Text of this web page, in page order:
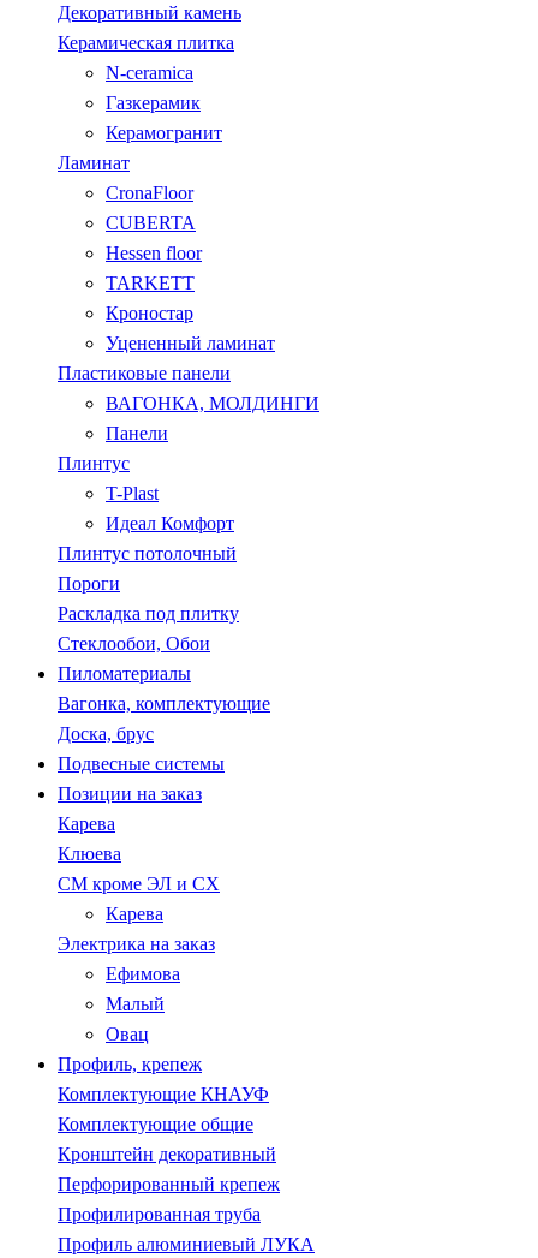
Декоративный камень
Керамическая плитка
N-ceramica
Газкерамик
Керамогранит
Ламинат
CronaFloor
CUBERTA
Hessen floor
TARKETT
Кроностар
Уцененный ламинат
Пластиковые панели
ВАГОНКА, МОЛДИНГИ
Панели
Плинтус
T-Plast
Идеал Комфорт
Плинтус потолочный
Пороги
Раскладка под плитку
Стеклообои, Обои
Пиломатериалы
Вагонка, комплектующие
Доска, брус
Подвесные системы
Позиции на заказ
Карева
Клюева
СМ кроме ЭЛ и СХ
Карева
Электрика на заказ
Ефимова
Малый
Овац
Профиль, крепеж
Комплектующие КНАУФ
Комплектующие общие
Кронштейн декоративный
Перфорированный крепеж
Профилированная труба
Профиль алюминиевый ЛУКА